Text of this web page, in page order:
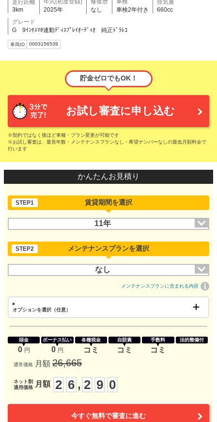
走行距離
3km
年式(初度登録)
2025年
修復歴
なし
車検
車検2年付き
排気量
660cc
グレード
G 9ｲﾝﾁｽﾏﾎ連動ﾃﾞｨｽﾌﾟﾚｲｵｰﾃﾞｨｵ 純正ﾄﾞﾗﾚｺ
車両ID 0003156539
貯金ゼロでもOK！
お試し審査に申し込む
※契約ではなく後ほど車種・プラン変更が可能です
※お試し審査は、最長年数・メンテナンスプランなし・希望ナンバーなしの最低月額料金で
行います
かんたんお見積り
STEP1 賃貸期間を選択
11年
STEP2 メンテナンスプランを選択
なし
メンテナンスプランに含まれる内容
オプションを選択（任意）
頭金
0 円
ボーナス払い
0 円
各種税金
コミ
自賠責
コミ
手数料
コミ
法的整備付
通常価格 月額 26,665
ネット割
適用価格
月額 2 6 , 2 9 0
今すぐ無料で審査に進む